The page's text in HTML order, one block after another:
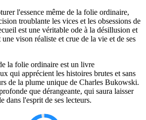
l'essence même de la folie ordinaire,
troublante les vices et les obsessions de
est une véritable ode à la désillusion et
vison réaliste et crue de la vie et de ses
la folie ordinaire est un livre
qui apprécient les histoires brutes et sans
de la plume unique de Charles Bukowski.
que dérangeante, qui saura laisser
dans l'esprit de ses lecteurs.